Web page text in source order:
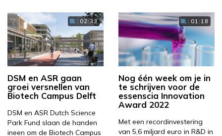
02:33
DSM en ASR gaan
groei versnellen van
Biotech Campus Delft
DSM en ASR Dutch Science
Park Fund slaan de handen
ineen om de Biotech Campus
01:18
Nog één week om je in
te schrijven voor de
essenscia Innovation
Award 2022
Met een recordinvestering
van 5,6 miljard euro in R&D in